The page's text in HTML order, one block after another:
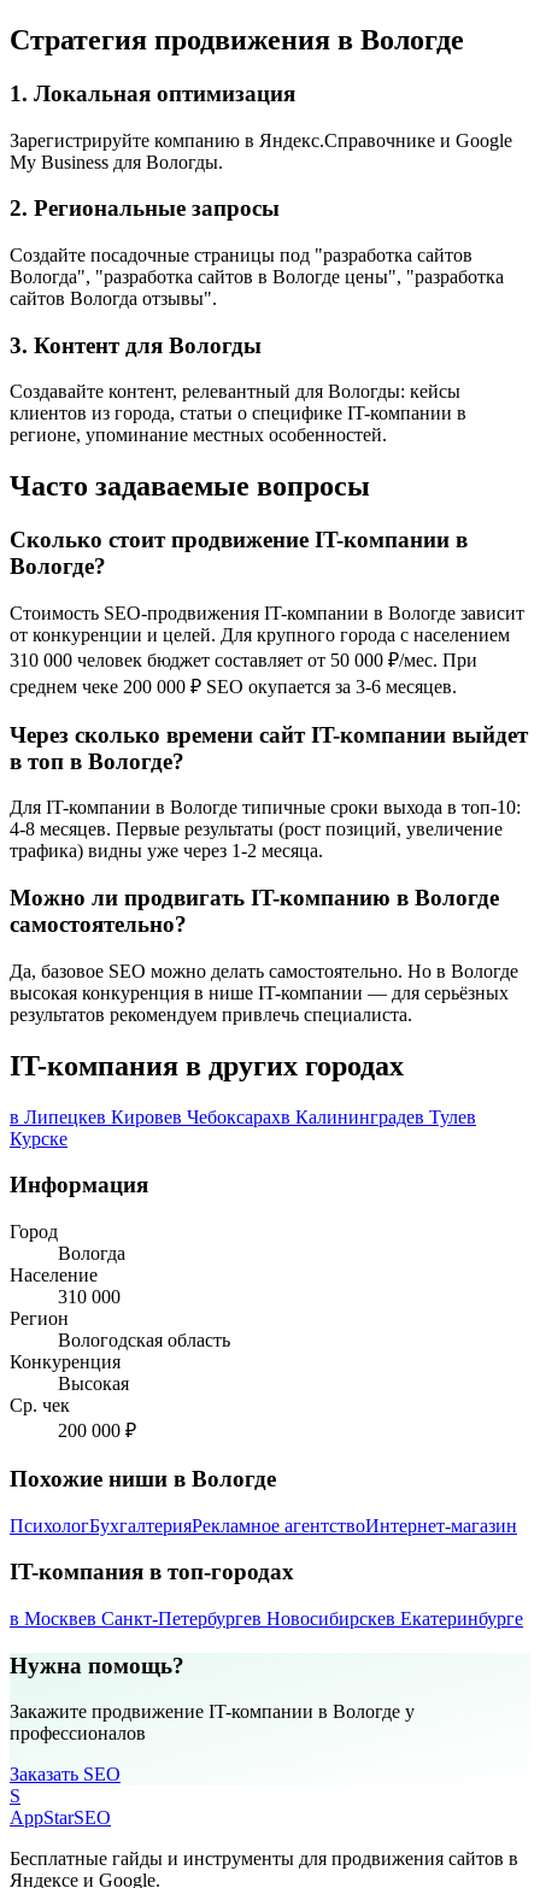
Стратегия продвижения в Вологде
1. Локальная оптимизация
Зарегистрируйте компанию в Яндекс.Справочнике и Google
My Business для Вологды.
2. Региональные запросы
Создайте посадочные страницы под "разработка сайтов
Вологда", "разработка сайтов в Вологде цены", "разработка
сайтов Вологда отзывы".
3. Контент для Вологды
Создавайте контент, релевантный для Вологды: кейсы
клиентов из города, статьи о специфике IT-компании в
регионе, упоминание местных особенностей.
Часто задаваемые вопросы
Сколько стоит продвижение IT-компании в
Вологде?
Стоимость SEO-продвижения IT-компании в Вологде зависит
от конкуренции и целей. Для крупного города с населением
310 000 человек бюджет составляет от 50 000 ₽/мес. При
среднем чеке 200 000 ₽ SEO окупается за 3-6 месяцев.
Через сколько времени сайт IT-компании выйдет
в топ в Вологде?
Для IT-компании в Вологде типичные сроки выхода в топ-10:
4-8 месяцев. Первые результаты (рост позиций, увеличение
трафика) видны уже через 1-2 месяца.
Можно ли продвигать IT-компанию в Вологде
самостоятельно?
Да, базовое SEO можно делать самостоятельно. Но в Вологде
высокая конкуренция в нише IT-компании — для серьёзных
результатов рекомендуем привлечь специалиста.
IT-компания в других городах
в Липецкев Кировев Чебоксарахв Калининградев Тулев
Курске
Информация
Город
Вологда
Население
310 000
Регион
Вологодская область
Конкуренция
Высокая
Ср. чек
200 000 ₽
Похожие ниши в Вологде
ПсихологБухгалтерияРекламное агентствоИнтернет-магазин
IT-компания в топ-городах
в Москвев Санкт-Петербургев Новосибирскев Екатеринбурге
Нужна помощь?
Закажите продвижение IT-компании в Вологде у
профессионалов
Заказать SEO
S
AppStarSEO
Бесплатные гайды и инструменты для продвижения сайтов в
Яндексе и Google.